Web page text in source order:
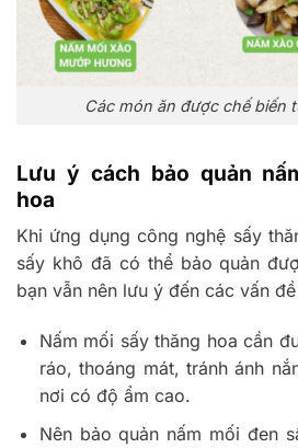
Các món ăn được chế biến
Lưu ý cách bảo quản
hoa
Khi ứng dụng công nghệ sấy
sấy khô đã có thể bảo quản
bạn vẫn nên lưu ý đến các vấn
Nấm mối sấy thăng hoa cần
ráo, thoáng mát, tránh ánh
nơi có độ ẩm cao.
Nên bảo quản nấm mối đen